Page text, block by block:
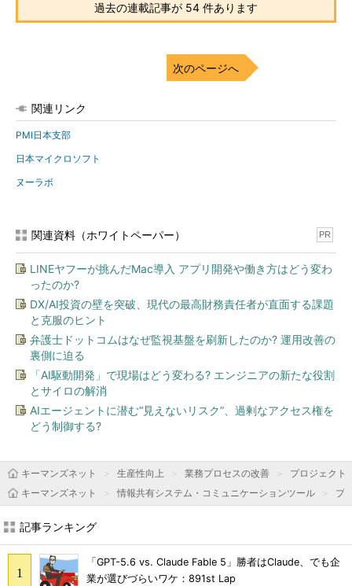
過去の連載記事が 54 件あります
次のページへ
関連リンク
PMI日本支部
日本マイクロソフト
ヌーラボ
関連資料（ホワイトペーパー） PR
LINEヤフーが挑んだMac導入 アプリ開発や働き方はどう変わ
ったのか?
DX/AI投資の壁を突破、現代の最高財務責任者が直面する課題
と克服のヒント
弁護士ドットコムはなぜ監視基盤を刷新したのか? 運用改善の
裏側に迫る
「AI駆動開発」で現場はどう変わる? エンジニアの新たな役割
とサイロの解消
AIエージェントに潜む“見えないリスク”、過剰なアクセス権を
どう制御する?
キーマンズネット 生産性向上 業務プロセスの改善
プロジェクト
キーマンズネット
情報共有システム・コミュニケーションツール プ
記事ランキング
「GPT-5.6 vs. Claude Fable 5」勝者はClaude、でも企
業が選びづらいワケ：891st Lap